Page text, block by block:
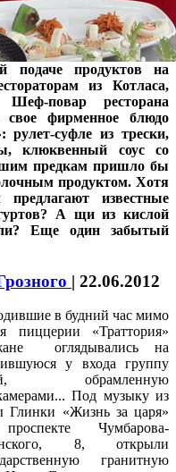
подаче продуктов на
из Котласа,
повар ресторана
свое фирменное блюдо
суфле из трески,
клюквенный соус со
предкам пришло бы
продуктом. Хотя
известные
А щи из кислой
Еще один забытый
| 22.06.2012
в будний час мимо
пиццерии «Траттория»
оглядывались на
у входа группу
обрамленную
Под музыку из
Глинки «Жизнь за царя»
Чумбарова-
8, открыли
гранитную